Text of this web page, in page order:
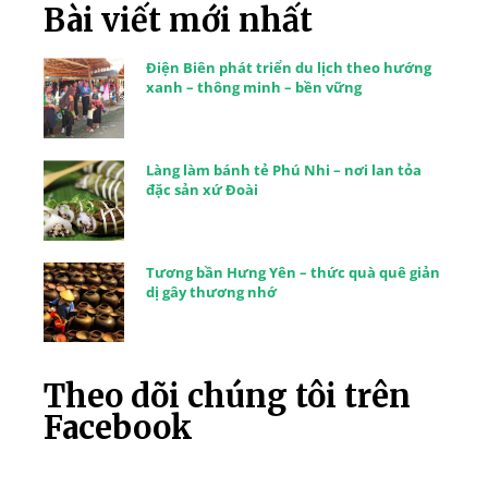
Bài viết mới nhất
Điện Biên phát triển du lịch theo hướng
xanh – thông minh – bền vững
Làng làm bánh tẻ Phú Nhi – nơi lan tỏa
đặc sản xứ Đoài
Tương bần Hưng Yên – thức quà quê giản
dị gây thương nhớ
Theo dõi chúng tôi trên
Facebook